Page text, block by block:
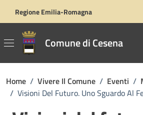
Regione Emilia-Romagna
Comune di Cesena
Home / Vivere Il Comune / Eventi /
/ Visioni Del Futuro. Uno Sguardo Al